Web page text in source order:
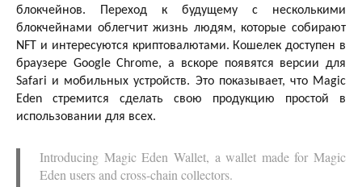
блокчейнов. Переход к будущему с несколькими
блокчейнами облегчит жизнь людям, которые собирают
NFT и интересуются криптовалютами. Кошелек доступен в
браузере Google Chrome, а вскоре появятся версии для
Safari и мобильных устройств. Это показывает, что Magic
Eden стремится сделать свою продукцию простой в
использовании для всех.
Introducing Magic Eden Wallet, a wallet made for Magic
Eden users and cross-chain collectors.